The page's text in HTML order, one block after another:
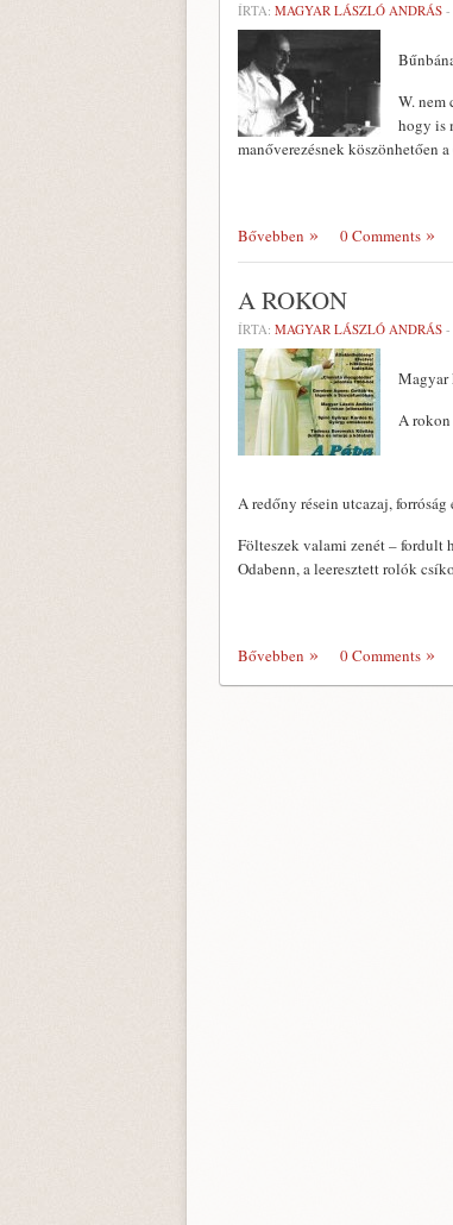
ÍRTA: MAGYAR LÁSZLÓ ANDRÁS -
W. nem
hogy is
manőverezésnek köszönhetően
Bővebben 0 Comments
A ROKON
ÍRTA: MAGYAR LÁSZLÓ ANDRÁS -
Magyar
A rokon
A redőny résein utcazaj,
Fölteszek valami zenét – fordult
Odabenn, a leeresztett rolók
Bővebben 0 Comments